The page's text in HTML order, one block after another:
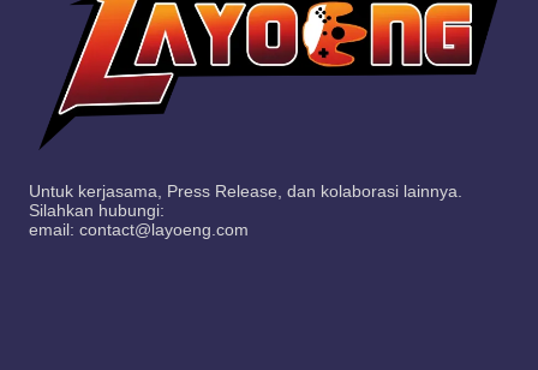
Untuk kerjasama, Press Release, dan kolaborasi lainnya.
Silahkan hubungi:
email: contact@layoeng.com